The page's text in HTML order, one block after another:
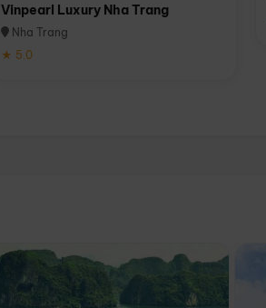
Vinpearl Luxury Nha Trang
Nha Trang
★ 5.0